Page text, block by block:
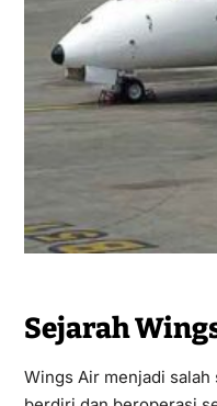
Sejarah
Wings Air menjadi